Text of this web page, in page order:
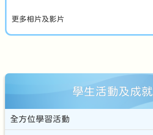
更多相片及影片
學生活動及成就
全方位學習活動